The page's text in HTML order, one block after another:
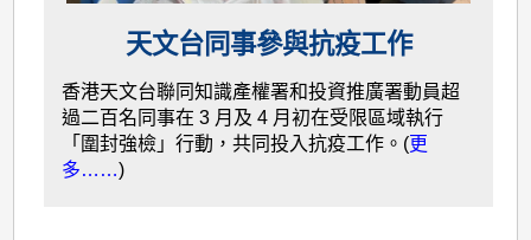
天文台同事參與抗疫工作
香港天文台聯同知識產權署和投資推廣署動員超
過二百名同事在 3 月及 4 月初在受限區域執行
「圍封強檢」行動，共同投入抗疫工作。(更
多……)